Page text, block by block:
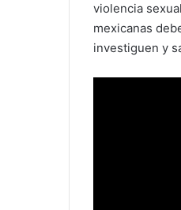
violencia
mexicanas
investiguen y